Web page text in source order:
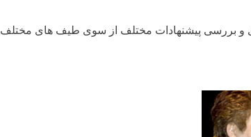
و بررسی پیشنهادات مختلف از سوی طیف های مختلف